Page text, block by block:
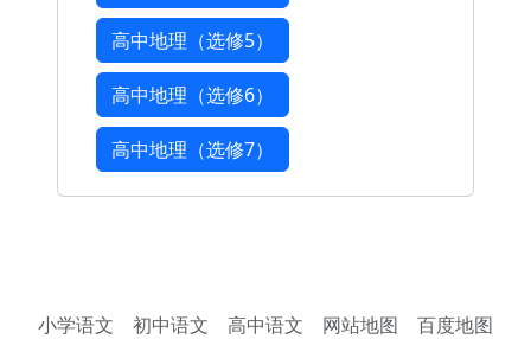
高中地理（选修5）
高中地理（选修6）
高中地理（选修7）
小学语文 初中语文 高中语文 网站地图 百度地图